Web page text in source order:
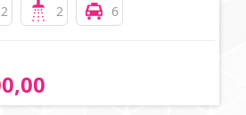
2 2 6